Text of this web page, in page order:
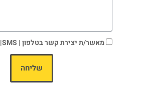
מאשר/ת יצירת קשר בטלפון | SMS| וואטסאפ | מייל.
שליחה